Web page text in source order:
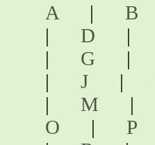
A | B
| D |
| G |
| J |
| M |
O
| P